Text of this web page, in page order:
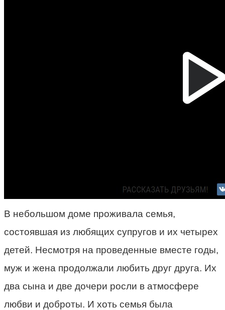
В небольшом доме проживала семья,
состоявшая из любящих супругов и их четырех
детей. Несмотря на проведенные вместе годы,
муж и жена продолжали любить друг друга. Их
два сына и две дочери росли в атмосфере
любви и доброты. И хоть семья была